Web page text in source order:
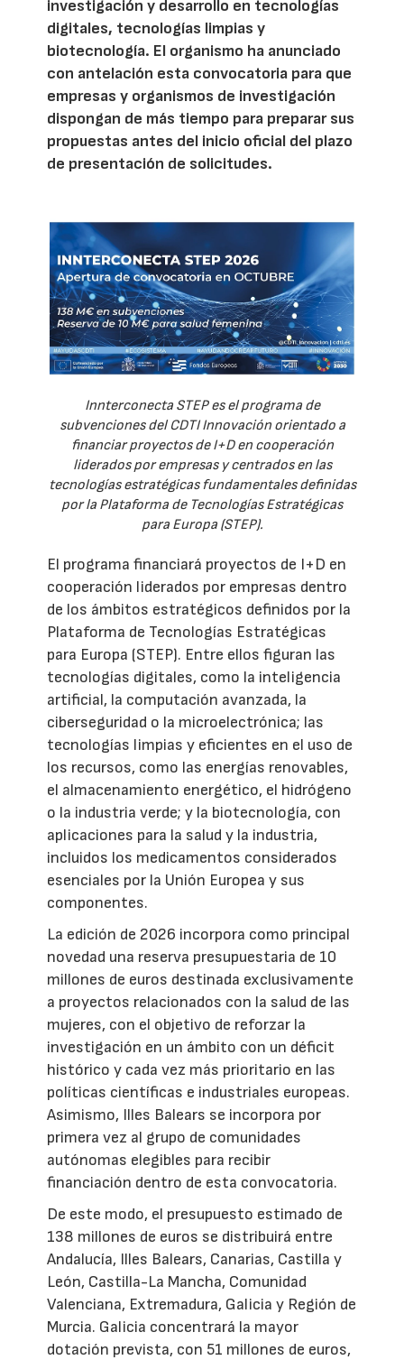
investigación y desarrollo en tecnologías
digitales, tecnologías limpias y
biotecnología. El organismo ha anunciado
con antelación esta convocatoria para que
empresas y organismos de investigación
dispongan de más tiempo para preparar sus
propuestas antes del inicio oficial del plazo
de presentación de solicitudes.
Innterconecta STEP es el programa de
subvenciones del CDTI Innovación orientado a
financiar proyectos de I+D en cooperación
liderados por empresas y centrados en las
tecnologías estratégicas fundamentales definidas
por la Plataforma de Tecnologías Estratégicas
para Europa (STEP).
El programa financiará proyectos de I+D en
cooperación liderados por empresas dentro
de los ámbitos estratégicos definidos por la
Plataforma de Tecnologías Estratégicas
para Europa (STEP). Entre ellos figuran las
tecnologías digitales, como la inteligencia
artificial, la computación avanzada, la
ciberseguridad o la microelectrónica; las
tecnologías limpias y eficientes en el uso de
los recursos, como las energías renovables,
el almacenamiento energético, el hidrógeno
o la industria verde; y la biotecnología, con
aplicaciones para la salud y la industria,
incluidos los medicamentos considerados
esenciales por la Unión Europea y sus
componentes.
La edición de 2026 incorpora como principal
novedad una reserva presupuestaria de 10
millones de euros destinada exclusivamente
a proyectos relacionados con la salud de las
mujeres, con el objetivo de reforzar la
investigación en un ámbito con un déficit
histórico y cada vez más prioritario en las
políticas científicas e industriales europeas.
Asimismo, Illes Balears se incorpora por
primera vez al grupo de comunidades
autónomas elegibles para recibir
financiación dentro de esta convocatoria.
De este modo, el presupuesto estimado de
138 millones de euros se distribuirá entre
Andalucía, Illes Balears, Canarias, Castilla y
León, Castilla-La Mancha, Comunidad
Valenciana, Extremadura, Galicia y Región de
Murcia. Galicia concentrará la mayor
dotación prevista, con 51 millones de euros,